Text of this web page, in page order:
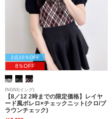
2点10％OFF
8％OFF
INGNI(イング)
【8／12 2時までの限定価格】レイヤ
ード風ボレロ×チェックニット(クロ/ブ
ラウンチェック)